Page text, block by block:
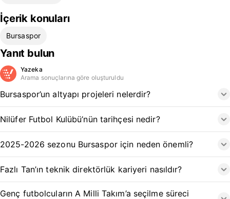
İçerik konuları
Bursaspor
Yanıt bulun
Yazeka
Arama sonuçlarına göre oluşturuldu
Bursaspor’un altyapı projeleri nelerdir?
Nilüfer Futbol Kulübü’nün tarihçesi nedir?
2025-2026 sezonu Bursaspor için neden önemli?
Fazlı Tan’ın teknik direktörlük kariyeri nasıldır?
Genç futbolcuların A Milli Takım’a seçilme süreci